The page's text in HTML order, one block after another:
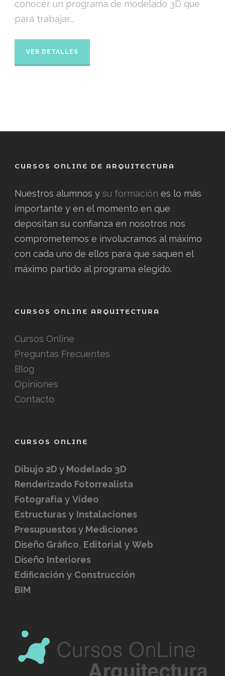
conocer un programa de modelado 3D que
para trabajar...
VER DETALLES
CURSOS ONLINE DE ARQUITECTURA
Nuestros alumnos y su formación es lo más
importante y en el momento en que
depositan su confianza en nosotros nos
comprometemos e involucramos al máximo
con cada uno de ellos para que saquen el
máximo partido al programa elegido.
CURSOS ONLINE ARQUITECTURA
Cursos Online
Preguntas Frecuentes
Blog
Opiniones
Contacto
CURSOS ONLINE
Dibujo 2D y Modelado 3D
Renderizado Fotorrealista
Fotografía y Vídeo
Estructuras y Instalaciones
Presupuestosy Mediciones
Diseño Gráfico, Editorial y Web
Diseño Interiores
Edificación y Construcción
BIM